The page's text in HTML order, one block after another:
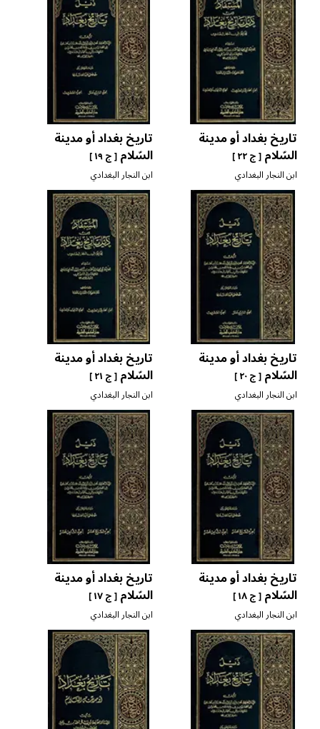
تاريخ بغداد أو مدينة
السّلام[ ج ٢٢ ]
ابن النجار البغدادي
تاريخ بغداد أو مدينة
السّلام[ ج ١٩ ]
ابن النجار البغدادي
تاريخ بغداد أو مدينة
السّلام[ ج ٢٠ ]
ابن النجار البغدادي
تاريخ بغداد أو مدينة
السّلام[ ج ٢١ ]
ابن النجار البغدادي
تاريخ بغداد أو مدينة
السّلام[ ج ١٨ ]
ابن النجار البغدادي
تاريخ بغداد أو مدينة
السّلام[ ج ١٧ ]
ابن النجار البغدادي